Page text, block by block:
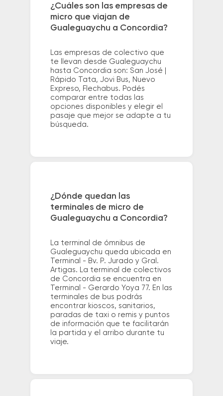
¿Cuáles son las empresas de
micro que viajan de
Gualeguaychu a Concordia?
Las empresas de colectivo que
te llevan desde Gualeguaychu
hasta Concordia son: San José |
Rápido Tata, Jovi Bus, Nuevo
Expreso, Flechabus. Podés
comparar entre todas las
opciones disponibles y elegir el
pasaje que mejor se adapte a tu
búsqueda.
¿Dónde quedan las
terminales de micro de
Gualeguaychu a Concordia?
La terminal de ómnibus de
Gualeguaychu queda ubicada en
Terminal - Bv. P. Jurado y Gral.
Artigas. La terminal de colectivos
de Concordia se encuentra en
Terminal - Gerardo Yoya 77. En las
terminales de bus podrás
encontrar kioscos, sanitarios,
paradas de taxi o remis y puntos
de información que te facilitarán
la partida y el arribo durante tu
viaje.